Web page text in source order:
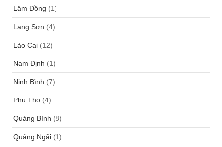
Lâm Đồng (1)
Lạng Sơn (4)
Lào Cai (12)
Nam Định (1)
Ninh Bình (7)
Phú Thọ (4)
Quảng Bình (8)
Quảng Ngãi (1)